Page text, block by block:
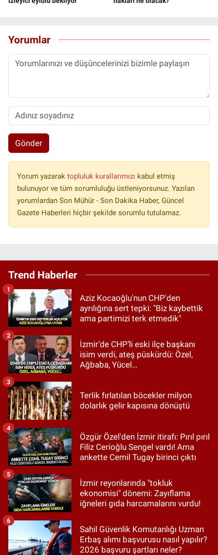
Yorumlar
Gönder
Yorum yazarak topluluk kurallarımızı kabul etmiş
bulunuyor ve tüm sorumluluğu üstleniyorsunuz. Yazılan
yorumlardan Son Mühür - Son Dakika Haber, Güncel
Gazete Haberleri hiçbir şekilde sorumlu tutulamaz.
Trend Haberler
Aziz Kocaoğlu'nun CHP'den
ayrılığına sert tepki: "Biz kaybettik
ama partimizi terk etmedik"
1
İzmir’de CHP’li eski ilçe başkanı
isim verdi, ateş püskürdü: Özel,
Ağbaba, Yücel…
2
Terlik fırlatılan böcekler milyon
dolarlık gelir kapısına dönüştü
3
Özgür Özel'den İzmir itirafı: Pırıl pırıl
Filiz Cerioğlu Sengel vardı! Ama
ankette Cemil Tugay birinci çıktı
4
İzmir reyonlarında "tokluk
ekonomisi" dönemi: Zayıflama
iğneleri gıda harcamalarını vurdu!
5
Sahil Güvenlik Komutanlığı Uzman
Erbaş alımı başvurusu nasıl yapılır?
2026 başvuru şartları neler?
6